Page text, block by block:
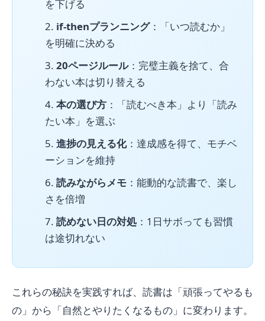
を下げる
if-thenプランニング：「いつ読むか」
を明確に決める
20ページルール：完璧主義を捨て、合
わない本は切り替える
本の選び方 ：「読むべき本」より「読み
たい本」を選ぶ
進捗の見える化：達成感を得て、モチベ
ーションを維持
読みながらメモ ：能動的な読書で、楽し
さを倍増
読めない日の対処 ：1日サボっても習慣
は途切れない
これらの秘訣を実践すれば、読書は「頑張ってやるも
の」から「自然とやりたくなるもの」に変わります。